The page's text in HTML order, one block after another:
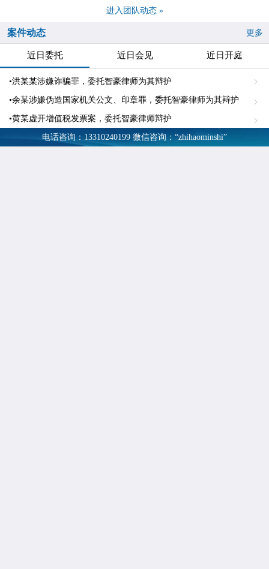
进入团队动态 »
案件动态 更多
近日委托 近日会见 近日开庭
•洪某某涉嫌诈骗罪，委托智豪律师为其辩护
•余某涉嫌伪造国家机关公文、印章罪，委托智豪律师为其辩护
•黄某虚开增值税发票案，委托智豪律师辩护
•岳某涉嫌诈骗罪，委托智豪律师为其辩护
电话咨询：13310240199 微信咨询：“zhihaominshi”